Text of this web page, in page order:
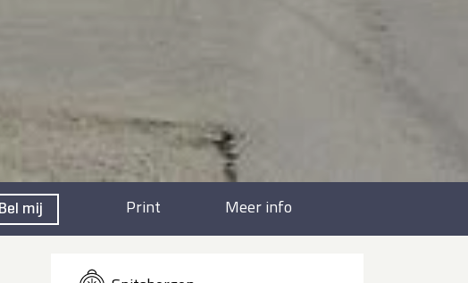
Bel mij Print Meer info